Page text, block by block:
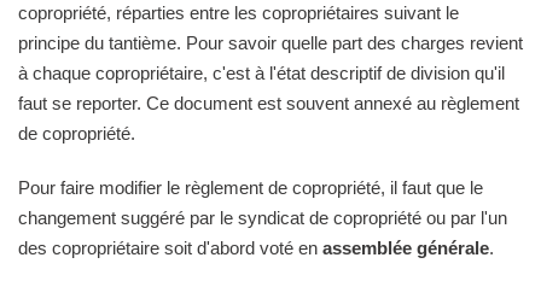
copropriété, réparties entre les copropriétaires suivant le
principe du tantième. Pour savoir quelle part des charges revient
à chaque copropriétaire, c'est à l'état descriptif de division qu'il
faut se reporter. Ce document est souvent annexé au règlement
de copropriété.
Pour faire modifier le règlement de copropriété, il faut que le
changement suggéré par le syndicat de copropriété ou par l'un
des copropriétaire soit d'abord voté en assemblée générale.